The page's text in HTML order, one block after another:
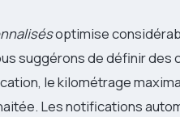
optimise
suggérons de définir
le kilométrage
Les notifications